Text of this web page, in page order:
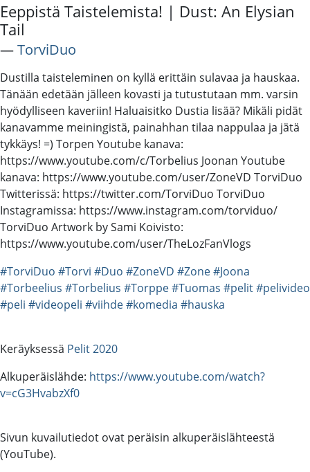
Eeppistä Taistelemista! | Dust: An Elysian
Tail
―TorviDuo
Dustilla taisteleminen on kyllä erittäin sulavaa ja hauskaa.
Tänään edetään jälleen kovasti ja tutustutaan mm. varsin
hyödylliseen kaveriin! Haluaisitko Dustia lisää? Mikäli pidät
kanavamme meiningistä, painahhan tilaa nappulaa ja jätä
tykkäys! =) Torpen Youtube kanava:
https://www.youtube.com/c/Torbelius Joonan Youtube
kanava: https://www.youtube.com/user/ZoneVD TorviDuo
Twitterissä: https://twitter.com/TorviDuo TorviDuo
Instagramissa: https://www.instagram.com/torviduo/
TorviDuo Artwork by Sami Koivisto:
https://www.youtube.com/user/TheLozFanVlogs
#TorviDuo #Torvi #Duo #ZoneVD #Zone#Joona
#Torbeelius #Torbelius #Torppe#Tuomas #pelit#pelivideo
#peli #videopeli #viihde#komedia #hauska
Keräyksessä Pelit 2020
Alkuperäislähde: https://www.youtube.com/watch?
v=cG3HvabzXf0
Sivun kuvailutiedot ovat peräisin alkuperäislähteestä
(YouTube).